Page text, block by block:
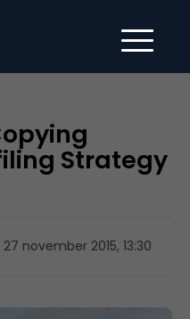
Strategy
27 november 2015, 13:30